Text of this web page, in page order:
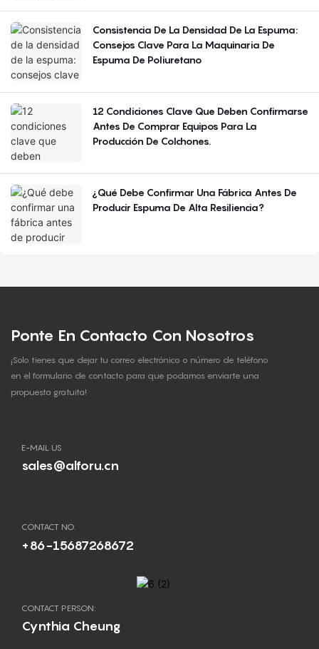
Consistencia De La Densidad De La Espuma:
Consejos Clave Para La Maquinaria De
Espuma De Poliuretano
12 Condiciones Clave Que Deben Confirmarse
Antes De Comprar Equipos Para La
Producción De Colchones.
¿Qué Debe Confirmar Una Fábrica Antes De
Producir Espuma De Alta Resiliencia?
Ponte En Contacto Con Nosotros
¡Solo tienes que dejar tu correo electrónico o número de teléfono
en el formulario de contacto para que podamos enviarte una
propuesta gratuita!
E-MAIL US
sales@alforu.cn
CONTACT NO.
+86-15687268672
CONTACT PERSON:
Cynthia Cheung